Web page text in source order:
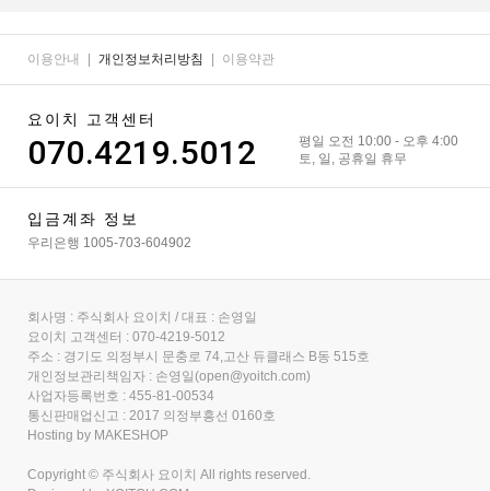
이용안내 | 개인정보처리방침 | 이용약관
요이치 고객센터
070.4219.5012
평일 오전 10:00 - 오후 4:00
토, 일, 공휴일 휴무
입금계좌 정보
우리은행 1005-703-604902
회사명 : 주식회사 요이치 / 대표 : 손영일
요이치 고객센터 : 070-4219-5012
주소 : 경기도 의정부시 문충로 74,고산 듀클래스 B동 515호
개인정보관리책임자 : 손영일(open@yoitch.com)
사업자등록번호 : 455-81-00534
통신판매업신고 : 2017 의정부흥선 0160호
Hosting by MAKESHOP
Copyright © 주식회사 요이치 All rights reserved.